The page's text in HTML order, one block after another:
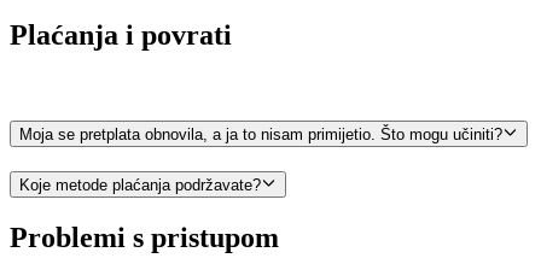
Plaćanja i povrati
Moja se pretplata obnovila, a ja to nisam primijetio. Što mogu učiniti?
Koje metode plaćanja podržavate?
Problemi s pristupom